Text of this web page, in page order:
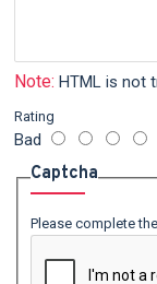
Note: HTML is not
Rating
Bad
Captcha
Please complete